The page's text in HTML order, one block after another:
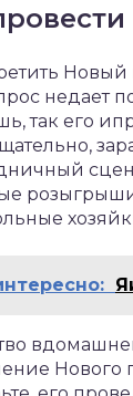
недает
так его
розыгрыши
Нового